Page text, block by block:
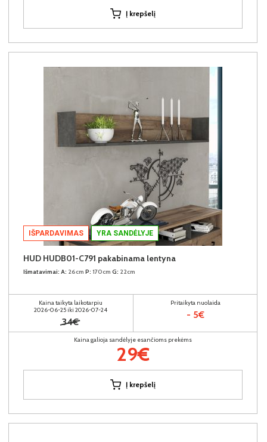
Į krepšelį
IŠPARDAVIMAS YRA SANDĖLYJE
HUD HUDB01-C791 pakabinama lentyna
Išmatavimai: A: 26cm P: 170cm G: 22cm
Kaina taikyta laikotarpiu
2026-06-25 iki 2026-07-24
34€
Pritaikyta nuolaida
- 5€
Kaina galioja sandėlyje esančioms prekėms
29€
Į krepšelį